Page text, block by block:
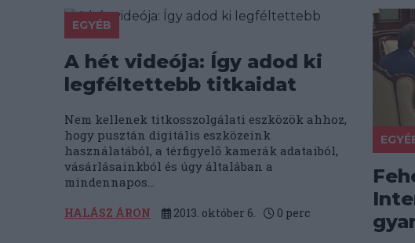
EGYÉB
A hét videója: Így adod ki
legféltettebb titkaidat
Nem kellenek titkosszolgálati eszközök ahhoz,
hogy pusztán digitális eszközeink
használatából, a térfigyelő kamerák adataiból,
vásárlásainkból és úgy általában a
mindennapos...
HALÁSZ ÁRON 2013. október 6. 0 perc